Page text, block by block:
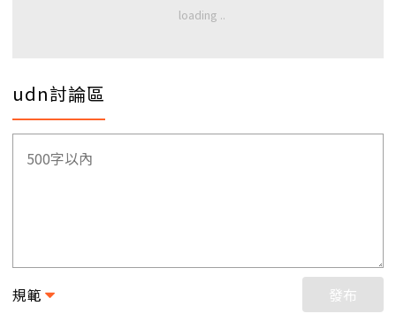
udn討論區
規範 發布